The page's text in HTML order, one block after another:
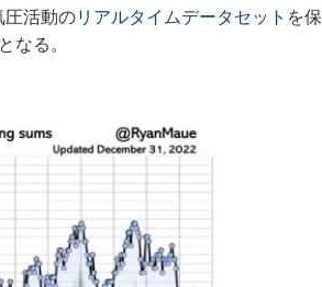
圧活動のリアルタイムデータセット を保
なる。